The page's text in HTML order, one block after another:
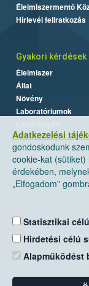
Adatkezelési
gondoskodunk
cookie-kat
érdekében,
„Elfogadom”
Statisztikai
Hirdetési célú
Alapműködést
Élelmiszermentő
Hírlevél feliratkozás
Gyakori kérdések
Élelmiszer
Állat
Növény
Laboratóriumok